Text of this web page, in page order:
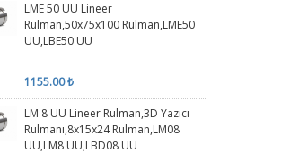
LME 50 UU Lineer
Rulman,50x75x100 Rulman,LME50
UU,LBE50 UU
1155.00 ₺
LM 8 UU Lineer Rulman,3D Yazıcı
Rulmanı,8x15x24 Rulman,LM08
UU,LM8 UU,LBD08 UU